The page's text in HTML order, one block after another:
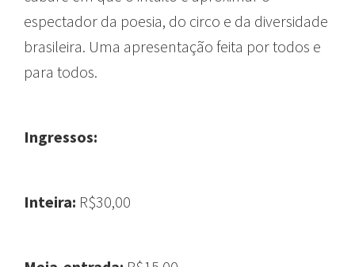
espectador da poesia, do circo e da diversidade
brasileira. Uma apresentação feita por todos e
para todos.
Ingressos:
Inteira: R$30,00